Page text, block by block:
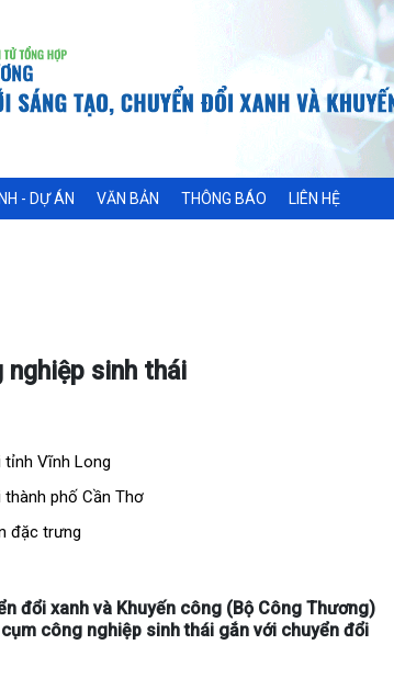
- DỰ ÁN VĂN BẢN THÔNG BÁO LIÊN HỆ
nghiệp sinh thái
Vĩnh Long
phố Cần Thơ
đặc trưng
đổi xanh và Khuyến công (Bộ Công Thương)
công nghiệp sinh thái gắn với chuyển đổi